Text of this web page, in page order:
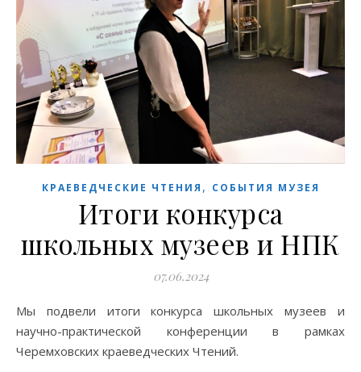
КРАЕВЕДЧЕСКИЕ ЧТЕНИЯ , СОБЫТИЯ МУЗЕЯ
Итоги конкурса
школьных музеев и НПК
07.06.2024
Мы подвели итоги конкурса школьных музеев и
научно-практической конференции в рамках
Черемховских краеведческих Чтений.